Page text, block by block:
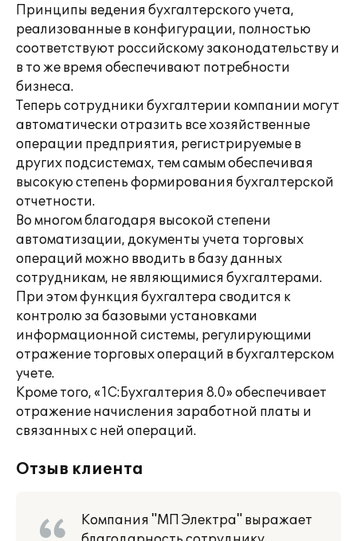
Принципы ведения бухгалтерского учета,
реализованные в конфигурации, полностью
соответствуют российскому законодательству и
в то же время обеспечивают потребности
бизнеса.
Теперь сотрудники бухгалтерии компании могут
автоматически отразить все хозяйственные
операции предприятия, регистрируемые в
других подсистемах, тем самым обеспечивая
высокую степень формирования бухгалтерской
отчетности.
Во многом благодаря высокой степени
автоматизации, документы учета торговых
операций можно вводить в базу данных
сотрудникам, не являющимися бухгалтерами.
При этом функция бухгалтера сводится к
контролю за базовыми установками
информационной системы, регулирующими
отражение торговых операций в бухгалтерском
учете.
Кроме того, «1С:Бухгалтерия 8.0» обеспечивает
отражение начисления заработной платы и
связанных с ней операций.
Отзыв клиента
Компания "МП Электра" выражает